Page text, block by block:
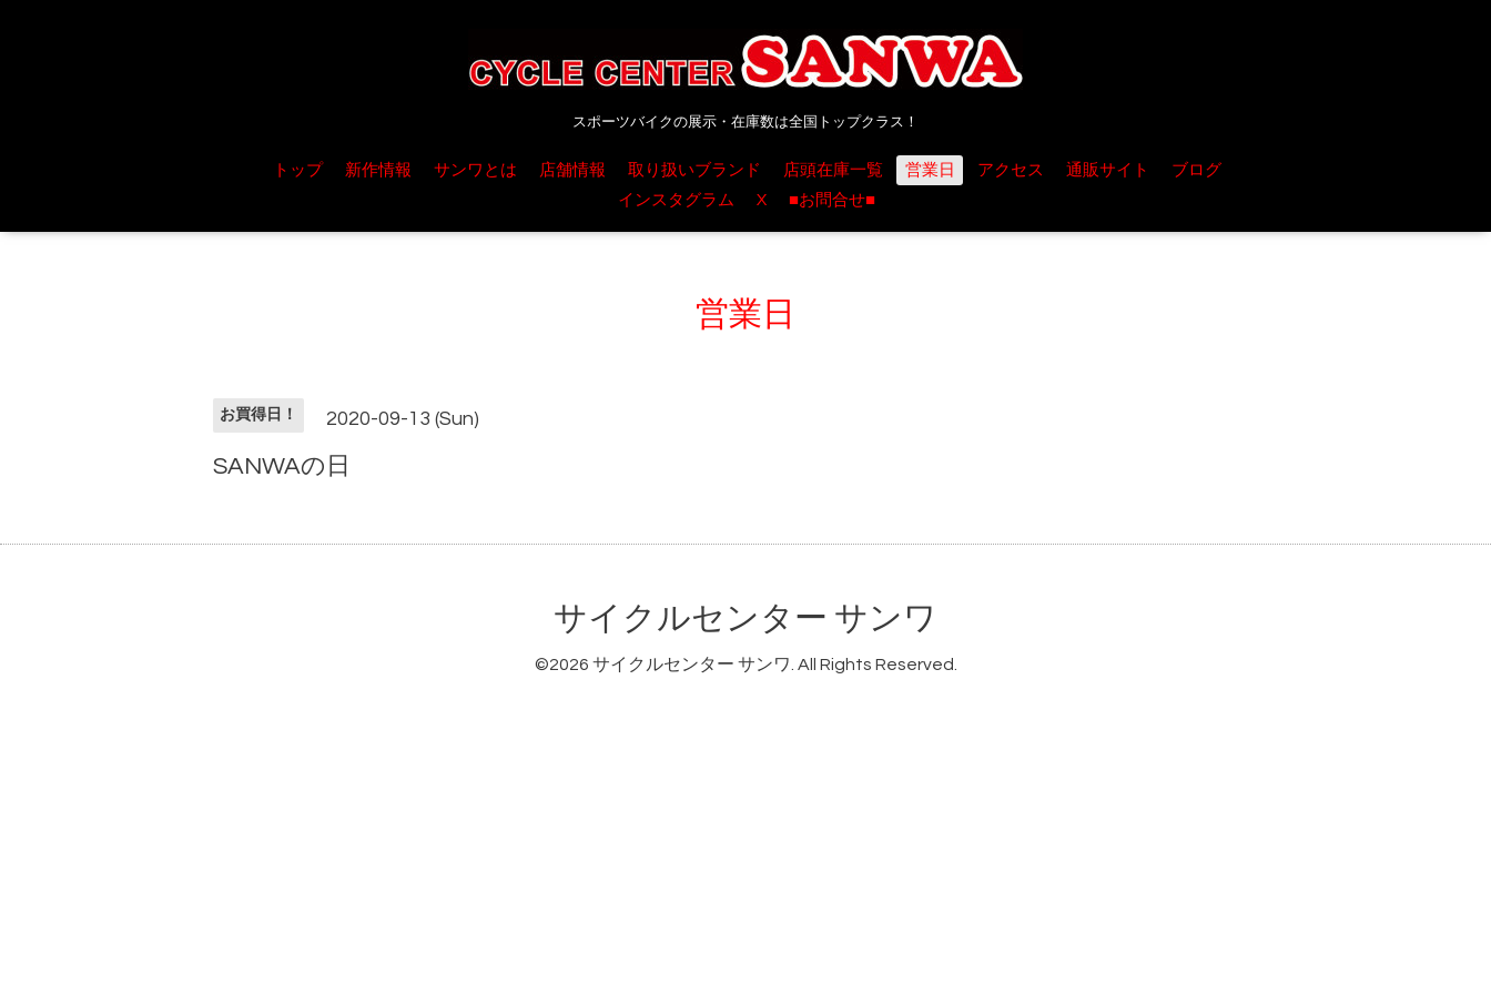
スポーツバイクの展示・在庫数は全国トップクラス！
トップ 新作情報 サンワとは 店舗情報 取り扱いブランド 店頭在庫一覧 営業日 アクセス 通販サイト
ブログ
インスタグラム
X ■お問合せ■
営業日
お買得日！ 2020-09-13 (Sun)
SANWAの日
サイクルセンター サンワ
©2026 サイクルセンター サンワ. All Rights Reserved.